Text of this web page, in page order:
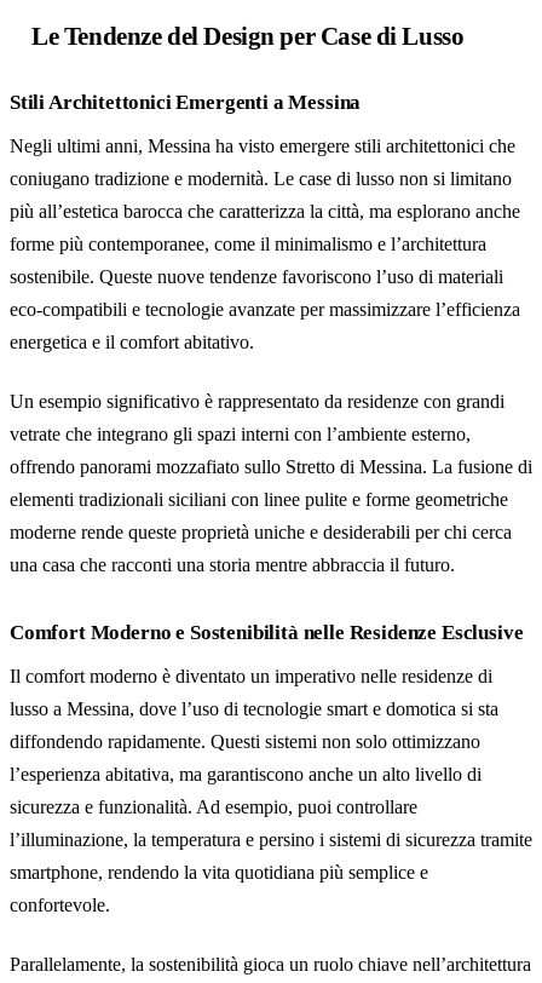
Le Tendenze del Design per Case di Lusso
Stili Architettonici Emergenti a Messina
Negli ultimi anni, Messina ha visto emergere stili architettonici che
coniugano tradizione e modernità. Le case di lusso non si limitano
più all’estetica barocca che caratterizza la città, ma esplorano anche
forme più contemporanee, come il minimalismo e l’architettura
sostenibile. Queste nuove tendenze favoriscono l’uso di materiali
eco-compatibili e tecnologie avanzate per massimizzare l’efficienza
energetica e il comfort abitativo.
Un esempio significativo è rappresentato da residenze con grandi
vetrate che integrano gli spazi interni con l’ambiente esterno,
offrendo panorami mozzafiato sullo Stretto di Messina. La fusione di
elementi tradizionali siciliani con linee pulite e forme geometriche
moderne rende queste proprietà uniche e desiderabili per chi cerca
una casa che racconti una storia mentre abbraccia il futuro.
Comfort Moderno e Sostenibilità nelle Residenze Esclusive
Il comfort moderno è diventato un imperativo nelle residenze di
lusso a Messina, dove l’uso di tecnologie smart e domotica si sta
diffondendo rapidamente. Questi sistemi non solo ottimizzano
l’esperienza abitativa, ma garantiscono anche un alto livello di
sicurezza e funzionalità. Ad esempio, puoi controllare
l’illuminazione, la temperatura e persino i sistemi di sicurezza tramite
smartphone, rendendo la vita quotidiana più semplice e
confortevole.
Parallelamente, la sostenibilità gioca un ruolo chiave nell’architettura